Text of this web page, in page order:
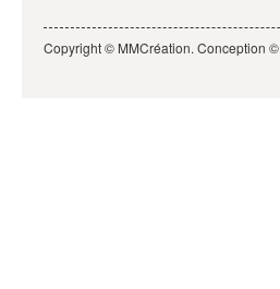
Copyright © MMCréation. Conception ©